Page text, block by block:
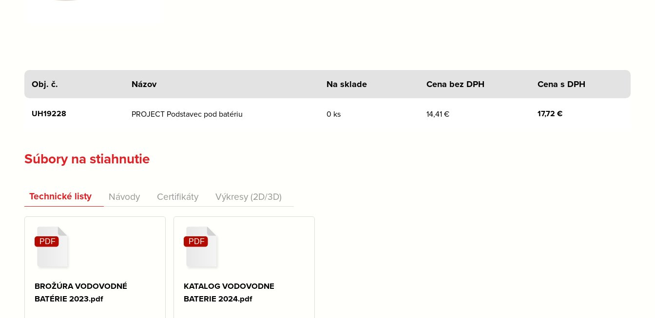
Obj. č. Názov Na sklade Cena bez DPH Cena s DPH
UH19228 PROJECT Podstavec pod batériu 0 ks 14,41€ 17,72 €
Súbory na stiahnutie
Technické listy Návody Certifikáty Výkresy (2D/3D)
BROŽÚRA VODOVODNÉ
BATÉRIE 2023.pdf
KATALOG VODOVODNE
BATERIE 2024.pdf